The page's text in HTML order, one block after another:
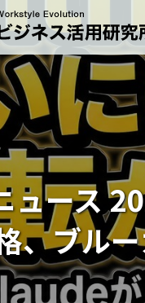
ュース
、ブル